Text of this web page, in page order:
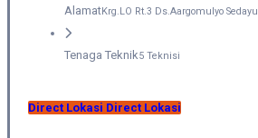
AlamatKrg.LO Rt.3 Ds.Aargomulyo Sedayu
Tenaga Teknik5 Teknisi
Direct Lokasi Direct Lokasi